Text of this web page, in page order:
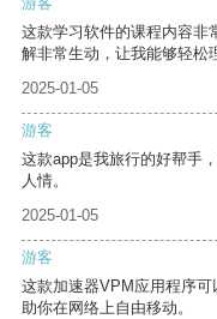
这款学习软件的课程内容非
解非常生动，让我能够轻松
2025-01-05
游客
这款app是我旅行的好帮手
人情。
2025-01-05
游客
这款加速器VPM应用程序
助你在网络上自由移动。